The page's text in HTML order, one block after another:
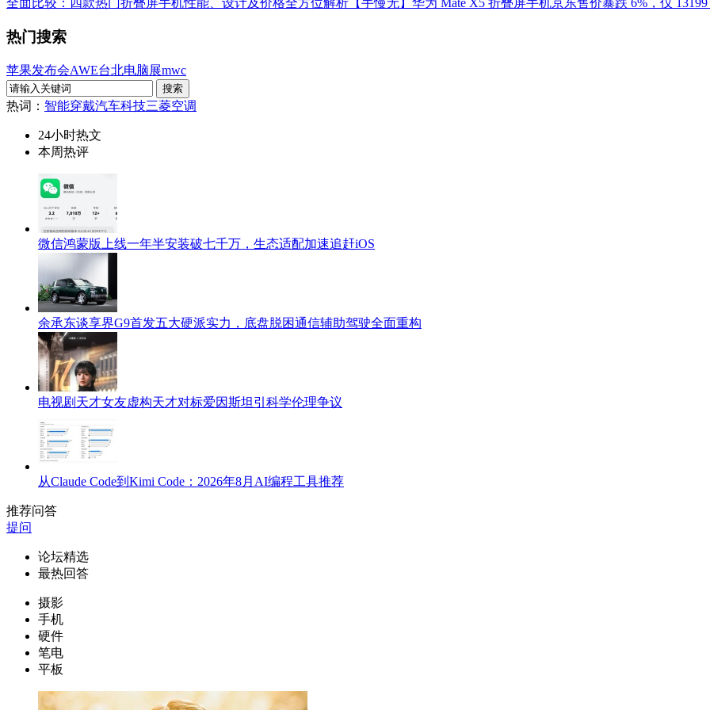
全面比较：四款热门折叠屏手机性能、设计及价格全方位解析 【手慢无】华为 Mate X5 折叠屏手机京东售价暴跌 6%，仅
热门搜索
苹果发布会AWE台北电脑展mwc
热词： 智能穿戴汽车科技三菱空调
24小时热文
本周热评
微信鸿蒙版上线一年半安装破七千万，生态适配加速追赶iOS
余承东谈享界G9首发五大硬派实力，底盘脱困通信辅助驾驶全面重构
电视剧天才女友虚构天才对标爱因斯坦引科学伦理争议
从Claude Code到Kimi Code：2026年8月AI编程工具推荐
推荐问答
提问
论坛精选
最热回答
摄影
手机
硬件
笔电
平板